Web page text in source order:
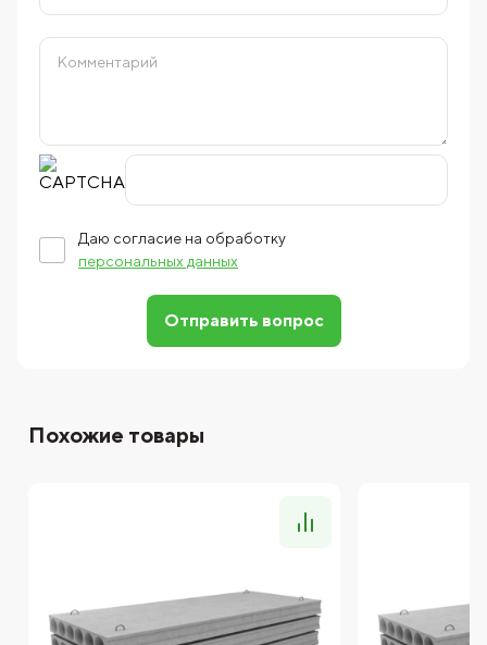
Даю согласие на обработку
персональных данных
Отправить вопрос
Похожие товары